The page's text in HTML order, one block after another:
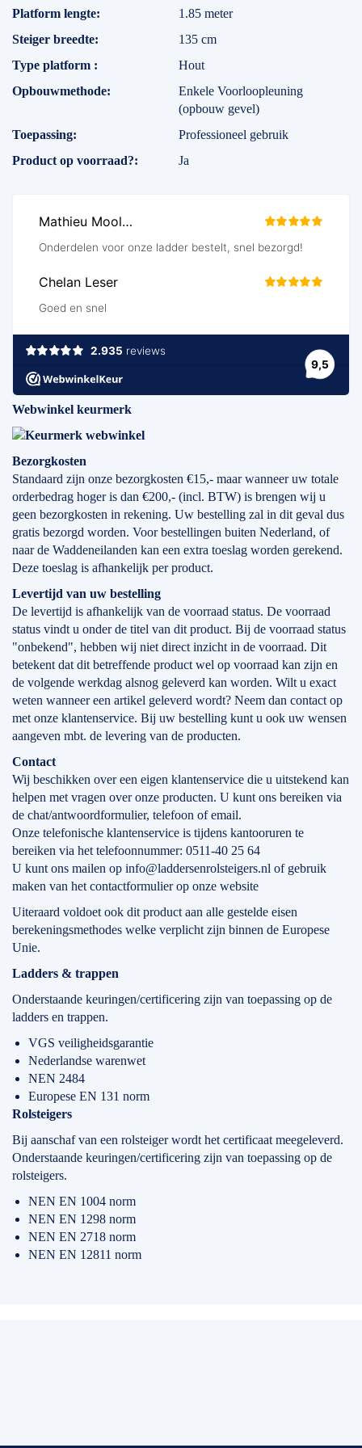
Platform lengte
1.85 meter
Steiger breedte
135 cm
Type platform
Hout
Opbouwmethode
Enkele Voorloopleuning
(opbouw gevel)
Toepassing
Professioneel gebruik
Product op voorraad?
Ja
Webwinkel keurmerk
Bezorgkosten
Standaard zijn onze bezorgkosten €15,- maar wanneer uw totale
orderbedrag hoger is dan €200,- (incl. BTW) is brengen wij u
geen bezorgkosten in rekening. Uw bestelling zal in dit geval dus
gratis bezorgd worden. Voor bestellingen buiten Nederland, of
naar de Waddeneilanden kan een extra toeslag worden gerekend.
Deze toeslag is afhankelijk per product.
Levertijd van uw bestelling
De levertijd is afhankelijk van de voorraad status. De voorraad
status vindt u onder de titel van dit product. Bij de voorraad status
"onbekend", hebben wij niet direct inzicht in de voorraad. Dit
betekent dat dit betreffende product wel op voorraad kan zijn en
de volgende werkdag alsnog geleverd kan worden. Wilt u exact
weten wanneer een artikel geleverd wordt? Neem dan contact op
met onze klantenservice. Bij uw bestelling kunt u ook uw wensen
aangeven mbt. de levering van de producten.
Contact
Wij beschikken over een eigen klantenservice die u uitstekend kan
helpen met vragen over onze producten. U kunt ons bereiken via
de chat/antwoordformulier, telefoon of email.
Onze telefonische klantenservice is tijdens kantooruren te
bereiken via het telefoonnummer: 0511-40 25 64
U kunt ons mailen op info@laddersenrolsteigers.nl of gebruik
maken van het contactformulier op onze website
Uiteraard voldoet ook dit product aan alle gestelde eisen
berekeningsmethodes welke verplicht zijn binnen de Europese
Unie.
Ladders & trappen
Onderstaande keuringen/certificering zijn van toepassing op de
ladders en trappen.
VGS veiligheidsgarantie
Nederlandse warenwet
NEN 2484
Europese EN 131 norm
Rolsteigers
Bij aanschaf van een rolsteiger wordt het certificaat meegeleverd.
Onderstaande keuringen/certificering zijn van toepassing op de
rolsteigers.
NEN EN 1004 norm
NEN EN 1298 norm
NEN EN 2718 norm
NEN EN 12811 norm